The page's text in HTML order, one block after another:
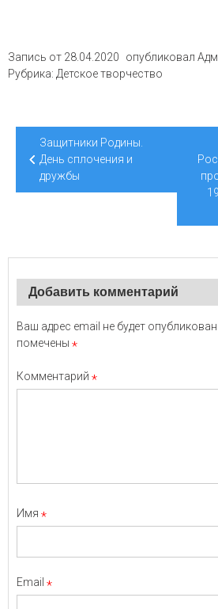
Запись от 28.04.2020 опубликовал
Рубрика: Детское творчество
Навигация
записям
Защитники Родины.
День сплочения и
дружбы
Добавить комментарий
Ваш адрес email не будет опубликован.
помечены *
Комментарий *
Имя *
Email *